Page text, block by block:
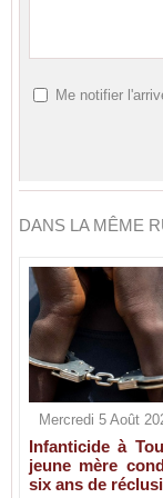
Me notifier
DANS LA MÊME
Mercredi 5 Août
Infanticide à
jeune mère
six ans de